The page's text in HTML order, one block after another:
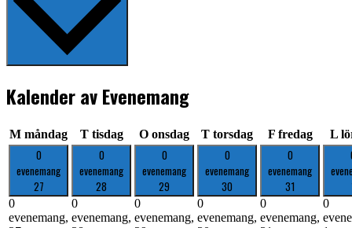
Kalender av Evenemang
M måndag T tisdag O onsdag T torsdag F fredag L
0
evenemang
27
0
evenemang,
0
evenemang
28
0
evenemang,
0
evenemang
29
0
evenemang,
0
evenemang
30
0
evenemang,
0
evenemang
31
0
evenemang,
0